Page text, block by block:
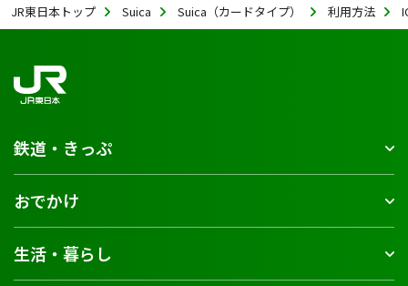
JR東日本トップ Suica Suica（カードタイプ） 利用方法
鉄道・きっぷ
おでかけ
生活・暮らし